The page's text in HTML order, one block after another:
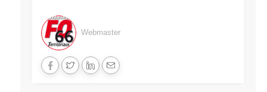
Webmaster